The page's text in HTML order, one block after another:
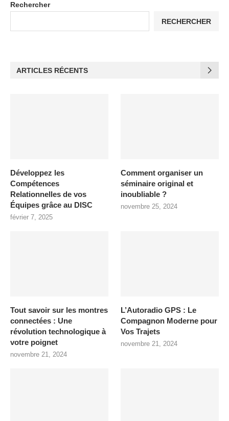
Rechercher
RECHERCHER
ARTICLES RÉCENTS
Développez les
Compétences
Relationnelles de vos
Équipes grâce au DISC
février 7, 2025
Comment organiser un
séminaire original et
inoubliable ?
novembre 25, 2024
Tout savoir sur les montres
connectées : Une
révolution technologique à
votre poignet
novembre 21, 2024
L’Autoradio GPS : Le
Compagnon Moderne pour
Vos Trajets
novembre 21, 2024